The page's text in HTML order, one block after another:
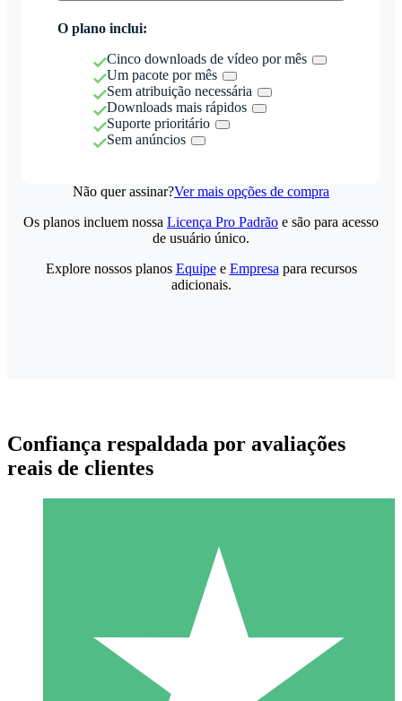
O plano inclui:
Cinco downloads de vídeo por mês
Um pacote por mês
Sem atribuição necessária
Downloads mais rápidos
Suporte prioritário
Sem anúncios
Não quer assinar?Ver mais opções de compra
Pacotes de Créditos Individuais
Pague conforme o uso com créditos de download. Sem
Os planos incluem nossa Licença Pro Padrão e são para acesso
de usuário único.
Explore nossos planos Equipee Empresa para recursos
adicionais.
Confiança respaldada por avaliações
reais de clientes